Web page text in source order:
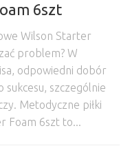
6szt
Wilson Starter
problem? W
odpowiedni dobór
szczególnie
Metodyczne piłki
Foam 6szt to...